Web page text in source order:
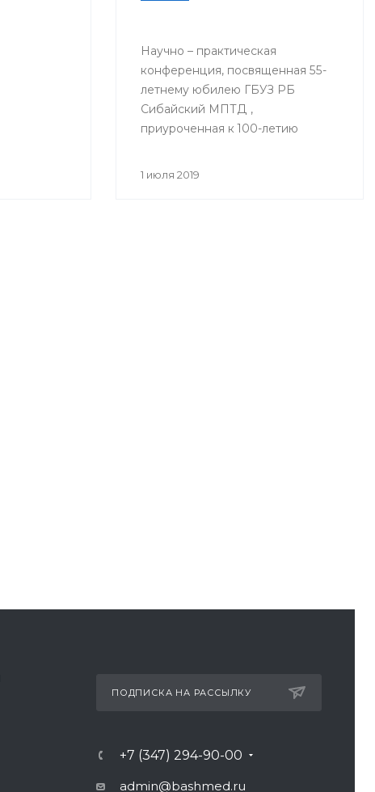
Научно – практическая
конференция, посвященная 55-
летнему юбилею ГБУЗ РБ
Сибайский МПТД ,
приуроченная к 100-летию
1 июля 2019
ПОДПИСКА НА РАССЫЛКУ
+7 (347) 294-90-00
admin@bashmed.ru